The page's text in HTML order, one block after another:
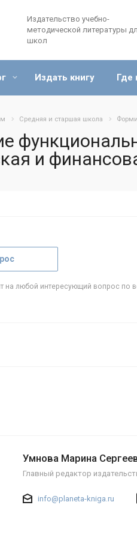
Издательство учебно-
методической литературы
школ
Издать книгу Где
Средняя и старшая школа
и
на любой интересующий вопрос по
Умнова Марина
Главный редактор
info@planeta-kniga.ru